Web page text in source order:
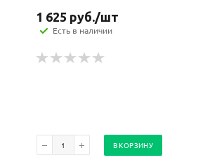
1 625 руб./шт
Есть в наличии
В КОРЗИНУ